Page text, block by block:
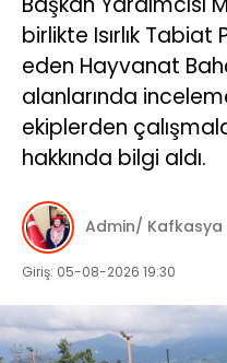
birlikte Isırlık Tabiat
eden Hayvanat
alanlarında
ekiplerden
hakkında bilgi aldı.
Admin/ Kafkasya
Giriş: 05-08-2026 19:30